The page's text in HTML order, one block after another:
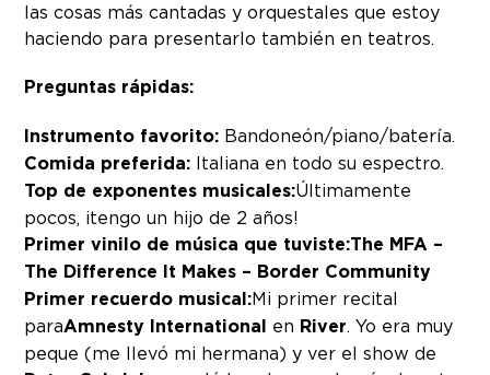
las cosas más cantadas y orquestales que estoy
haciendo para presentarlo también en teatros.
Preguntas rápidas:
Instrumento favorito: Bandoneón/piano/batería.
Comida preferida: Italiana en todo su espectro.
Top de exponentes musicales:Últimamente
pocos, ¡tengo un hijo de 2 años!
Primer vinilo de música que tuviste:The MFA –
The Difference It Makes – Border Community
Primer recuerdo musical:Mi primer recital
paraAmnesty International en River. Yo era muy
peque (me llevó mi hermana) y ver el show de